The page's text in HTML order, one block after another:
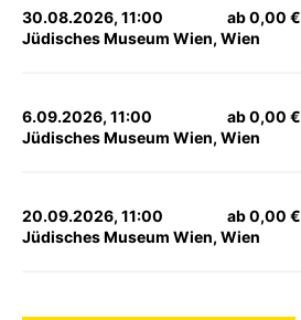
30.08.2026, 11:00
Jüdisches Museum Wien, Wien
ab 0,00 €
6.09.2026, 11:00
Jüdisches Museum Wien, Wien
ab 0,00 €
20.09.2026, 11:00
Jüdisches Museum Wien, Wien
ab 0,00 €